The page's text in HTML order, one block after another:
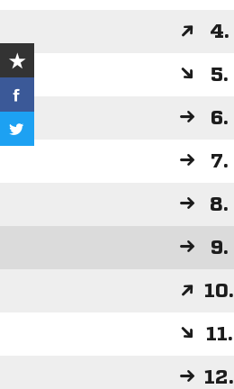
4.
5.
6.
7.
8.
9.
10.
11.
12.